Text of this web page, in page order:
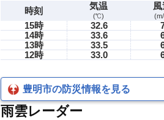
時刻 気温
(℃)
風
15時 32.6
14時
33.6
13時
33.5
12時
33.0
豊明市の防災情報を見る
雨雲レーダー